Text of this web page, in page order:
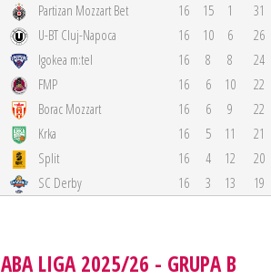
Partizan Mozzart Bet 16 15 1
31
U-BT Cluj-Napoca 16 10 6
26
Igokea m:tel 16 8 8
24
FMP 16 6 10
22
Borac Mozzart 16 6 9
22
Krka 16 5 11
21
Split 16 4 12
20
SC Derby 16 3 13 19
ABA LIGA 2025/26 - GRUPA B